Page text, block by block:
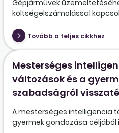
Gépjárművek
költségelszámolással
Tovább a teljes cikkhez
Mesterséges
változások és a
szabadságról
A mesterséges intelligencia
gyermek gondozása céljából